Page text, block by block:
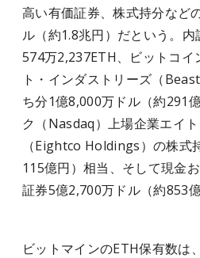
高い有価証券、株式持分など
ル（約1.8兆円）だという。
574万2,237ETH、ビットコイ
ト・インダストリーズ（
ち分1億8,000万ドル（約291
ク（Nasdaq）上場企業エイ
（Eightco Holdings）の株式
115億円）相当、そして現金
証券5億2,700万ドル（約853
ビットマインのETH保有数は